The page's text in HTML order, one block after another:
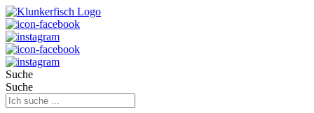
Suche
Suche